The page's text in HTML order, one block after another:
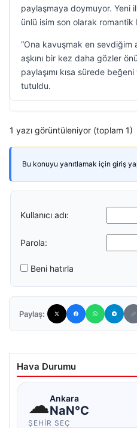
paylaşmaya doymuyor. Yeni
ünlü isim son olarak romantik
“Ona kavuşmak en sevdiğim
aşkını bir kez daha gözler
paylaşımı kısa sürede
tutuldu.
1 yazı görüntüleniyor (toplam 1)
Bu konuyu yanıtlamak için giriş
Kullanıcı adı:
Parola:
Beni hatırla
Paylaş:
Hava Durumu
☁Ankara
NaN°C
ŞEHIR SEÇ